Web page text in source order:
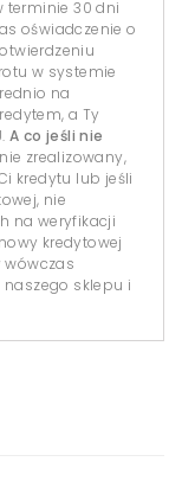
terminie 30 dni
oświadczenie o
w systemie
na
a Ty
A co jeśli nie
zrealizowany,
kredytu lub jeśli
nie
na weryfikacji
kredytowej
wówczas
sklepu i